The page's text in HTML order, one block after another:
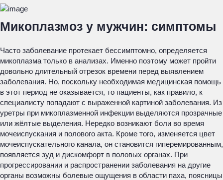
Микоплазмоз у мужчин: симптомы
Часто заболевание протекает бессимптомно, определяется
микоплазма только в анализах. Именно поэтому может пройти
довольно длительный отрезок времени перед выявлением
заболевания. Но, поскольку необходимая медицинская помощь
в этот период не оказывается, то пациенты, как правило, к
специалисту попадают с выраженной картиной заболевания. Из
уретры при микоплазменной инфекции выделяются прозрачные
или жёлтые выделения. Нередко возникают боли во время
мочеиспускания и полового акта. Кроме того, изменяется цвет
мочеиспускательного канала, он становится гиперемированным,
появляется зуд и дискомфорт в половых органах. При
прогрессировании и распространении заболевания на другие
органы возможны болевые ощущения в области паха, поясницы